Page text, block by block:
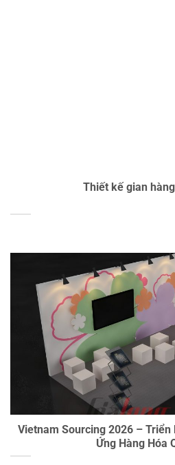
Thiết kế gian
Vietnam Sourcing 2026 – Triển
Ứng Hàng Hóa